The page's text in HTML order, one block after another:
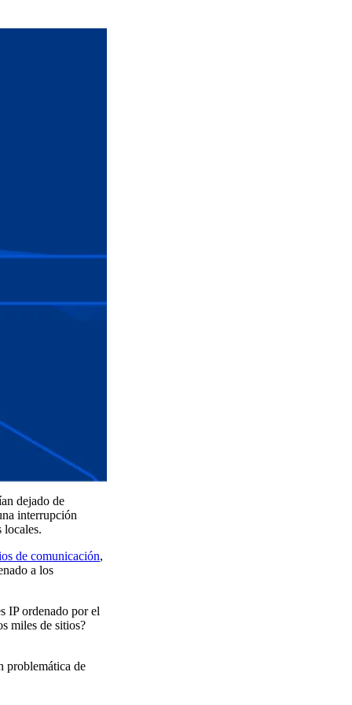
dejado de
interrupción
locales.
de comunicación,
a los
IP ordenado por el
miles de sitios?
problemática de